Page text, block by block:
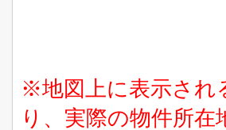
※地図上に表示され
り、実際の物件所